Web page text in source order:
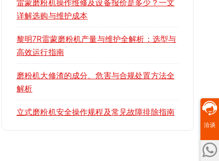
雷蒙磨粉机操作维修及设备报价是多少？一文
详解选购与维护成本
黎明7R雷蒙磨粉机产量与维护全解析：选型与
高效运行指南
磨粉机大修渣的成分、危害与合规处置方法全
解析
立式磨粉机安全操作规程及常见故障排除指南
洽谈